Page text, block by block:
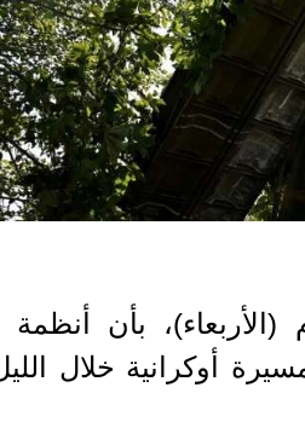
بأن أنظمة
ودمرت 326 طائرة مسيرة أوكرانية خلال